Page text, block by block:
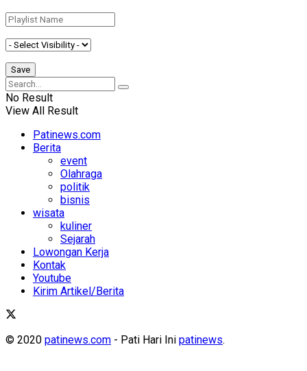
No Result
View All Result
Patinews.com
Berita
event
Olahraga
politik
bisnis
wisata
kuliner
Sejarah
Lowongan Kerja
Kontak
Youtube
Kirim Artikel/Berita
© 2020 patinews.com - Pati Hari Ini patinews.